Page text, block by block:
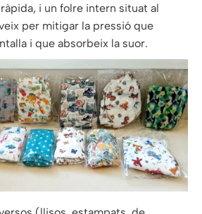
i un folre intern situat al
per mitigar la pressió que
i que absorbeix la suor.